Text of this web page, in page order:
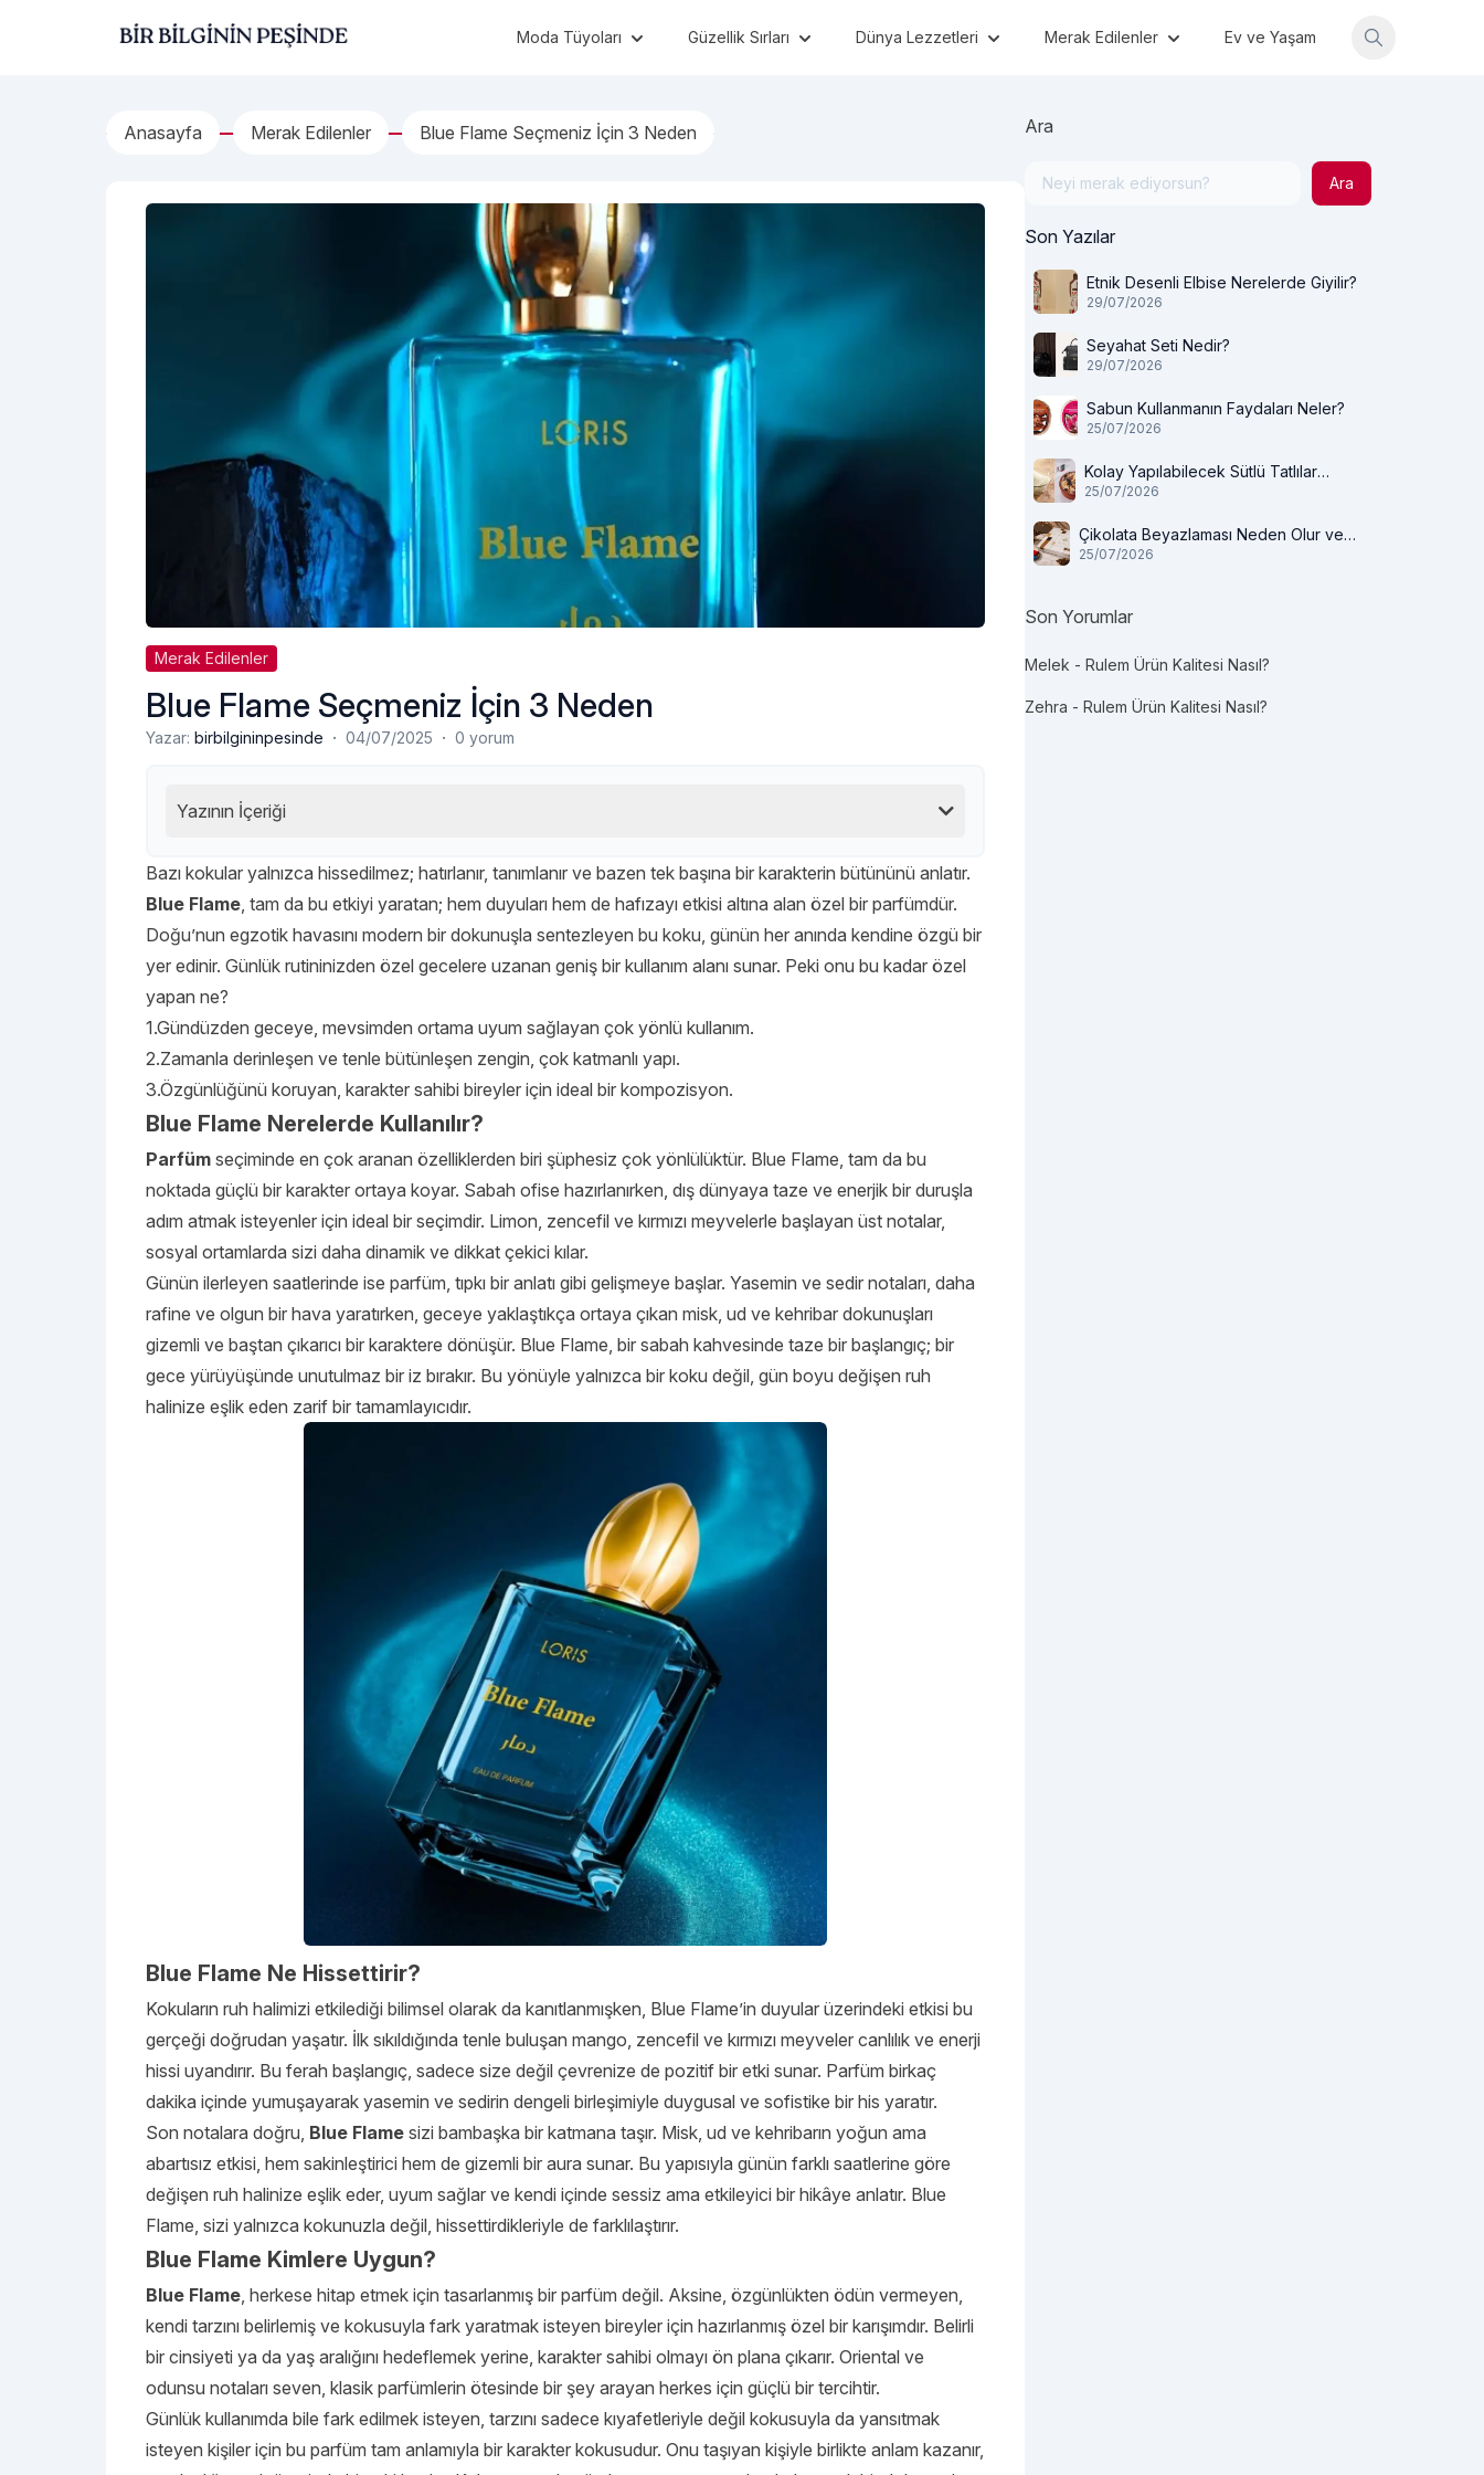
Bir Bilginin Peşinde! Moda Tüyoları Güzellik Sırları Dünya Lezzetleri Merak Edilenler Ev ve Yaşam
Anasayfa Merak Edilenler Blue Flame Seçmeniz İçin 3 Neden
Merak Edilenler
Blue Flame Seçmeniz İçin 3 Neden
Yazar: birbilgininpesinde · 04/07/2025 · 0 yorum
Yazının İçeriği
Bazı kokular yalnızca hissedilmez; hatırlanır, tanımlanır ve bazen tek başına bir karakterin bütününü anlatır.
Blue Flame, tam da bu etkiyi yaratan; hem duyuları hem de hafızayı etkisi altına alan özel bir parfümdür.
Doğu’nun egzotik havasını modern bir dokunuşla sentezleyen bu koku, günün her anında kendine özgü bir
yer edinir. Günlük rutininizden özel gecelere uzanan geniş bir kullanım alanı sunar. Peki onu bu kadar özel
yapan ne?
1.Gündüzden geceye, mevsimden ortama uyum sağlayan çok yönlü kullanım.
2.Zamanla derinleşen ve tenle bütünleşen zengin, çok katmanlı yapı.
3.Özgünlüğünü koruyan, karakter sahibi bireyler için ideal bir kompozisyon.
Blue Flame Nerelerde Kullanılır?
Parfüm seçiminde en çok aranan özelliklerden biri şüphesiz çok yönlülüktür. Blue Flame, tam da bu
noktada güçlü bir karakter ortaya koyar. Sabah ofise hazırlanırken, dış dünyaya taze ve enerjik bir duruşla
adım atmak isteyenler için ideal bir seçimdir. Limon, zencefil ve kırmızı meyvelerle başlayan üst notalar,
sosyal ortamlarda sizi daha dinamik ve dikkat çekici kılar.
Günün ilerleyen saatlerinde ise parfüm, tıpkı bir anlatı gibi gelişmeye başlar. Yasemin ve sedir notaları, daha
rafine ve olgun bir hava yaratırken, geceye yaklaştıkça ortaya çıkan misk, ud ve kehribar dokunuşları
gizemli ve baştan çıkarıcı bir karaktere dönüşür. Blue Flame, bir sabah kahvesinde taze bir başlangıç; bir
gece yürüyüşünde unutulmaz bir iz bırakır. Bu yönüyle yalnızca bir koku değil, gün boyu değişen ruh
halinize eşlik eden zarif bir tamamlayıcıdır.
Blue Flame Ne Hissettirir?
Kokuların ruh halimizi etkilediği bilimsel olarak da kanıtlanmışken, Blue Flame’in duyular üzerindeki etkisi bu
gerçeği doğrudan yaşatır. İlk sıkıldığında tenle buluşan mango, zencefil ve kırmızı meyveler canlılık ve enerji
hissi uyandırır. Bu ferah başlangıç, sadece size değil çevrenize de pozitif bir etki sunar. Parfüm birkaç
dakika içinde yumuşayarak yasemin ve sedirin dengeli birleşimiyle duygusal ve sofistike bir his yaratır.
Son notalara doğru, Blue Flame sizi bambaşka bir katmana taşır. Misk, ud ve kehribarın yoğun ama
abartısız etkisi, hem sakinleştirici hem de gizemli bir aura sunar. Bu yapısıyla günün farklı saatlerine göre
değişen ruh halinize eşlik eder, uyum sağlar ve kendi içinde sessiz ama etkileyici bir hikâye anlatır. Blue
Flame, sizi yalnızca kokunuzla değil, hissettirdikleriyle de farklılaştırır.
Blue Flame Kimlere Uygun?
Blue Flame, herkese hitap etmek için tasarlanmış bir parfüm değil. Aksine, özgünlükten ödün vermeyen,
kendi tarzını belirlemiş ve kokusuyla fark yaratmak isteyen bireyler için hazırlanmış özel bir karışımdır. Belirli
bir cinsiyeti ya da yaş aralığını hedeflemek yerine, karakter sahibi olmayı ön plana çıkarır. Oriental ve
odunsu notaları seven, klasik parfümlerin ötesinde bir şey arayan herkes için güçlü bir tercihtir.
Günlük kullanımda bile fark edilmek isteyen, tarzını sadece kıyafetleriyle değil kokusuyla da yansıtmak
isteyen kişiler için bu parfüm tam anlamıyla bir karakter kokusudur. Onu taşıyan kişiyle birlikte anlam kazanır,
Ara
Ara
Son Yazılar
Etnik Desenli Elbise Nerelerde Giyilir?
29/07/2026
Seyahat Seti Nedir?
29/07/2026
Sabun Kullanmanın Faydaları Neler?
25/07/2026
Kolay Yapılabilecek Sütlü Tatlılar
Nelerdir?
25/07/2026
Çikolata Beyazlaması Neden Olur ve
Tüketilir mi?
25/07/2026
Son Yorumlar
Melek - Rulem Ürün Kalitesi Nasıl?
Zehra - Rulem Ürün Kalitesi Nasıl?